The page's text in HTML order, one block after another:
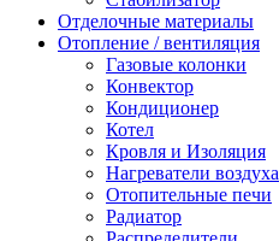
Отделочные материалы
Отопление / вентиляция
Газовые колонки
Конвектор
Кондиционер
Котел
Кровля и Изоляция
Нагреватели воздуха
Отопительные печи
Радиатор